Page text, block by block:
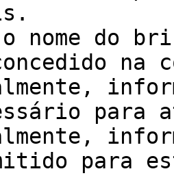
nome do
na
para
para